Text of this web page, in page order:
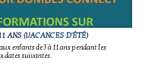
ANS (VACANCES D'ÉTÉ)
enfants de 3 à 11 ans pendant les
dates suivantes.